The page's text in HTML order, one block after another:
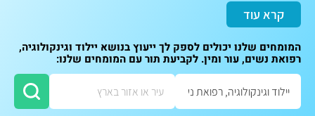
קרא עוד
המומחים שלנו יכולים לספק לך ייעוץ בנושא יילוד וגינקולוגיה,
רפואת נשים, עור ומין. לקביעת תור עם המומחים שלנו: